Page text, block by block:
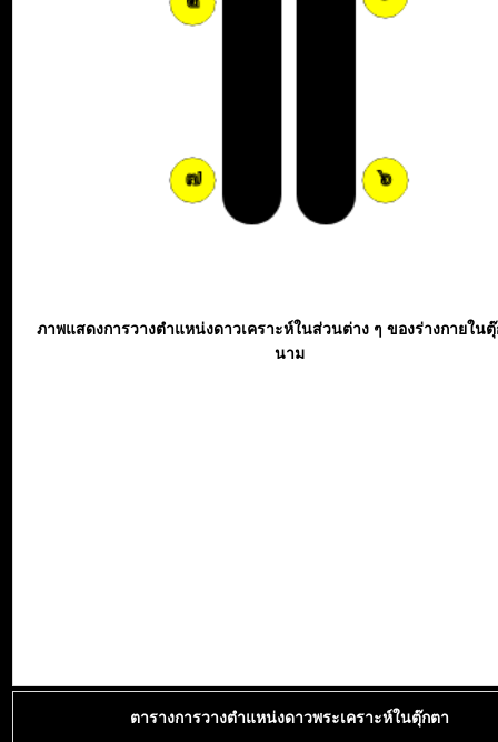
ภาพแสดงการวางตำแหน่งดาวเคราะห์ในส่วนต่าง ๆ ของร่างกายใน
นาม
ตารางการวางตำแหน่งดาวพระเคราะห์ในตุ๊กตา